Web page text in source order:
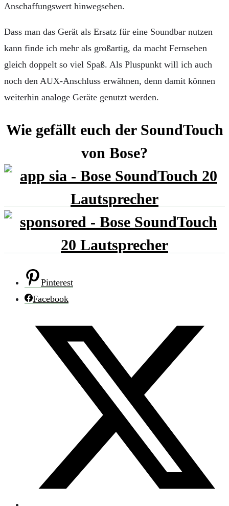
Anschaffungswert hinwegsehen.
Dass man das Gerät als Ersatz für eine Soundbar nutzen
kann finde ich mehr als großartig, da macht Fernsehen
gleich doppelt so viel Spaß. Als Pluspunkt will ich auch
noch den AUX-Anschluss erwähnen, denn damit können
weiterhin analoge Geräte genutzt werden.
Wie gefällt euch der SoundTouch
von Bose?
Pinterest
Facebook